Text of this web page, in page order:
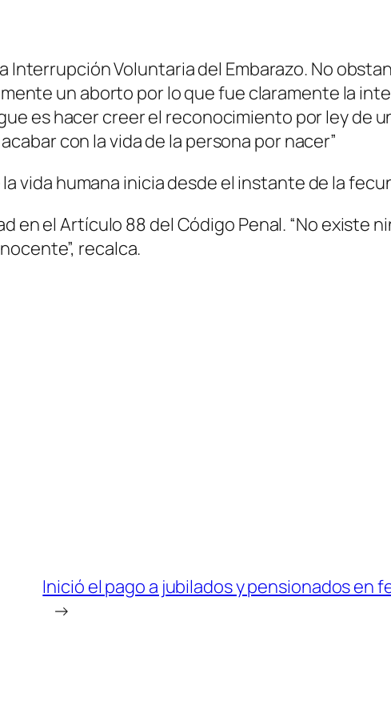
Interrupción Voluntaria del Embarazo. No
un aborto por lo que fue claramente la
es hacer creer el reconocimiento por ley de
con la vida de la persona por nacer”
vida humana inicia desde el instante de la
en el Artículo 88 del Código Penal. “No existe
recalca.
Inició el pago a jubilados y pensionados en
→